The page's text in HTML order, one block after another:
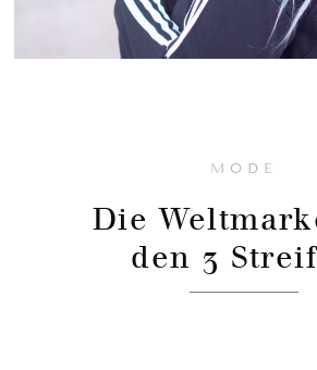
MODE
Die
den 3